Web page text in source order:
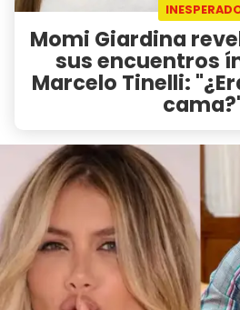
Momi Giardina
sus encuentros
Marcelo Tinelli: